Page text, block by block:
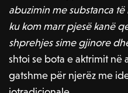
abuzimin me substanca
ku kom marr pjesë kanë
shprehjes sime gjinore
shtoi se bota e aktrimit në
gatshme për njerëz me